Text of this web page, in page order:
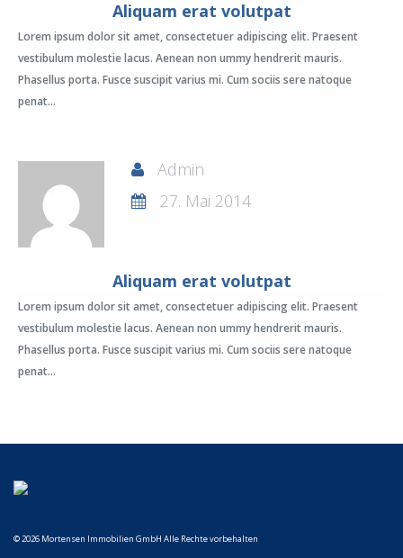
Aliquam erat volutpat
Lorem ipsum dolor sit amet, consectetuer adipiscing elit. Praesent
vestibulum molestie lacus. Aenean non ummy hendrerit mauris.
Phasellus porta. Fusce suscipit varius mi. Cum sociis sere natoque
penat...
Admin
27. Mai 2014
Aliquam erat volutpat
Lorem ipsum dolor sit amet, consectetuer adipiscing elit. Praesent
vestibulum molestie lacus. Aenean non ummy hendrerit mauris.
Phasellus porta. Fusce suscipit varius mi. Cum sociis sere natoque
penat...
© 2026 Mortensen Immobilien GmbH Alle Rechte vorbehalten